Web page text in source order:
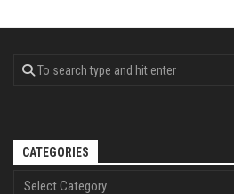
CATEGORIES